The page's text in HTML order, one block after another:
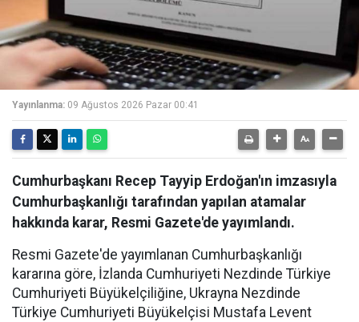
Yayınlanma: 09 Ağustos 2026 Pazar 00:41
Cumhurbaşkanı Recep Tayyip Erdoğan'ın imzasıyla
Cumhurbaşkanlığı tarafından yapılan atamalar
hakkında karar, Resmi Gazete'de yayımlandı.
Resmi Gazete'de yayımlanan Cumhurbaşkanlığı
kararına göre, İzlanda Cumhuriyeti Nezdinde Türkiye
Cumhuriyeti Büyükelçiliğine, Ukrayna Nezdinde
Türkiye Cumhuriyeti Büyükelçisi Mustafa Levent